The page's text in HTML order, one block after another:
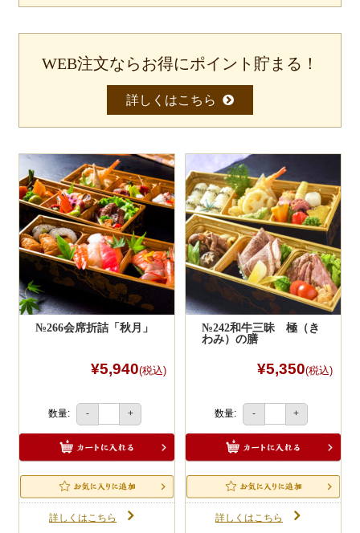
オードブル
一品料理
お食い初め・お子様膳
無料貸し出し
ランキング
お知らせ
お問い合わせ
サイトマップ
ログイン・マイページ
WEB注文ならお得にポイント貯まる！
詳しくはこちら
次回より使えます。
1
2
初回注文の一番最後に任意パスワード入れ
るだけで入力情報を保存できます。
次回以降はお客様情報（変更も可）が自動
反映されるので大変便利です。
ポイントもログイン時に「貯まる・使え
る」ようになります。
№266会席折詰「秋月」
¥5,940(税込)
数量: - +
詳しくはこちら
№242和牛三昧 極（き
わみ）の膳
¥5,350(税込)
数量: - +
詳しくはこちら